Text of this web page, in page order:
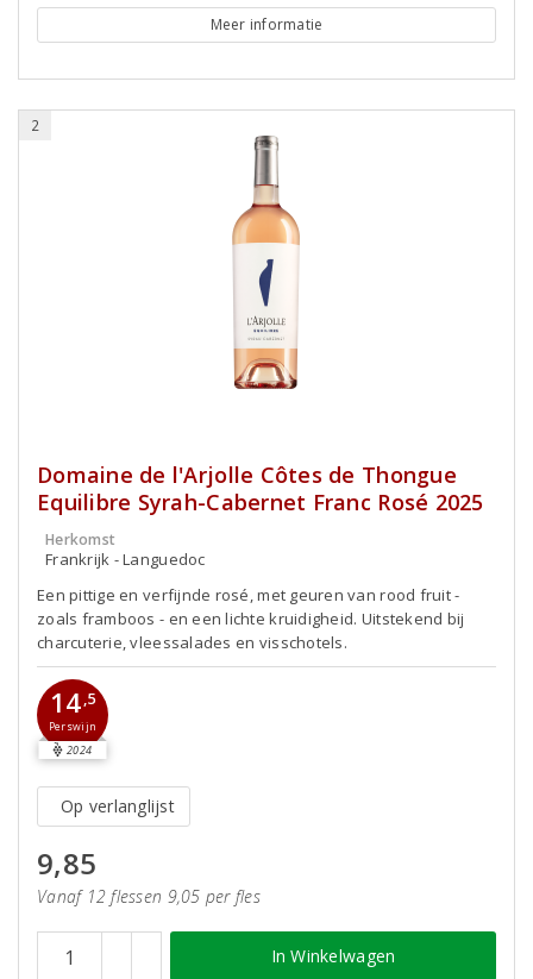
Meer informatie
2
Domaine de l'Arjolle Côtes de Thongue
Equilibre Syrah-Cabernet Franc Rosé 2025
Herkomst
Frankrijk - Languedoc
Een pittige en verfijnde rosé, met geuren van rood fruit -
zoals framboos - en een lichte kruidigheid. Uitstekend bij
charcuterie, vleessalades en visschotels.
14,5
Perswijn
2024
Op verlanglijst
9,85
Vanaf 12 flessen 9,05 per fles
In Winkelwagen